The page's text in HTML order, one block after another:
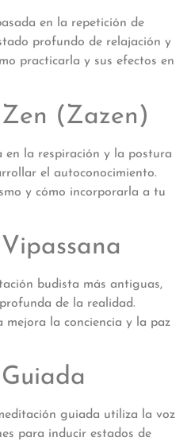
en la repetición de
profundo de relajación y
practicarla y sus efectos en
(Zazen)
en la respiración y la postura
el autoconocimiento.
y cómo incorporarla a tu
budista más antiguas,
de la realidad.
mejora la conciencia y la paz
guiada utiliza la voz
para inducir estados de